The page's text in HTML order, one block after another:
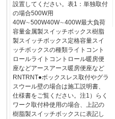
設置してください。表1：単独取付
の場合500W用
40W∼500W40W∼400W最大負荷
容量金属製スイッチボックス樹脂
製スイッチボックス定格容量スイ
ッチボックスの種類ライトコント
ロールライトコントロール暖房便
座などアースアース暖房便座など
RNTRNT●ボックスレス取付やグラ
スウール壁の場合は施工説明書、
仕様書をご覧ください。注1）らく
ワーク取付枠使用の場合、上記の
樹脂製スイッチボックスに表記し